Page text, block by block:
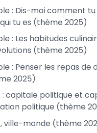
: Dis-moi comment
tu es (thème 2025)
: Les habitudes
(thème 2025)
: Penser les repas de
2025)
: capitale politique et
politique (thème
ville-monde (thème